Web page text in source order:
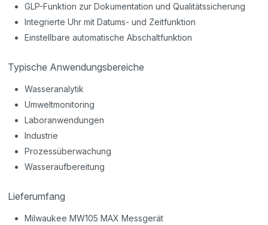
GLP-Funktion zur Dokumentation und Qualitätssicherung
Integrierte Uhr mit Datums- und Zeitfunktion
Einstellbare automatische Abschaltfunktion
Typische Anwendungsbereiche
Wasseranalytik
Umweltmonitoring
Laboranwendungen
Industrie
Prozessüberwachung
Wasseraufbereitung
Lieferumfang
Milwaukee MW105 MAX Messgerät